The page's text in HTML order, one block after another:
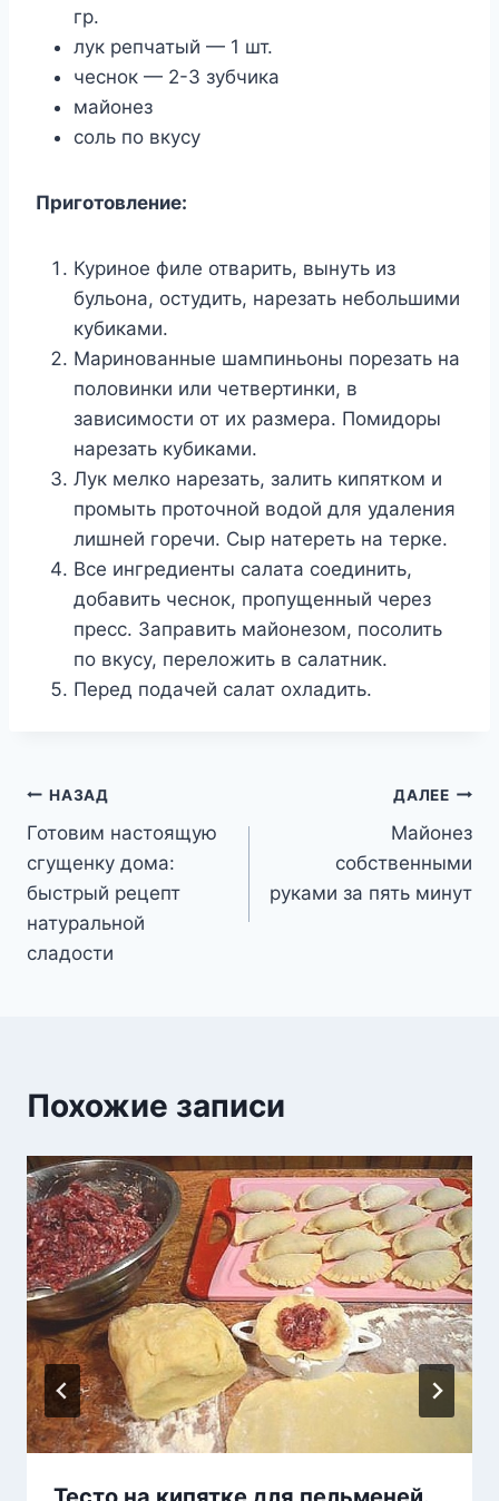
гр.
лук репчатый — 1 шт.
чеснок — 2-3 зубчика
майонез
соль по вкусу
Приготовление:
Куриное филе отварить, вынуть из
бульона, остудить, нарезать небольшими
кубиками.
Маринованные шампиньоны порезать на
половинки или четвертинки, в
зависимости от их размера. Помидоры
нарезать кубиками.
Лук мелко нарезать, залить кипятком и
промыть проточной водой для удаления
лишней горечи. Сыр натереть на терке.
Все ингредиенты салата соединить,
добавить чеснок, пропущенный через
пресс. Заправить майонезом, посолить
по вкусу, переложить в салатник.
Перед подачей салат охладить.
Навигация
по
записям
НАЗАД
Готовим настоящую
сгущенку дома:
быстрый рецепт
натуральной
сладости
ДАЛЕЕ
Майонез
собственными
руками за пять минут
Похожие записи